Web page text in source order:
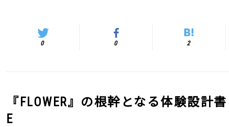
0 0 2
『FLOWER』の根幹となる体験設計
E